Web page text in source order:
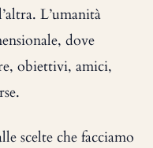
L’umanità
dove
obiettivi, amici,
scelte che facciamo